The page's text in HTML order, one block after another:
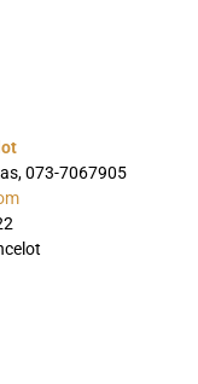
073-7067905